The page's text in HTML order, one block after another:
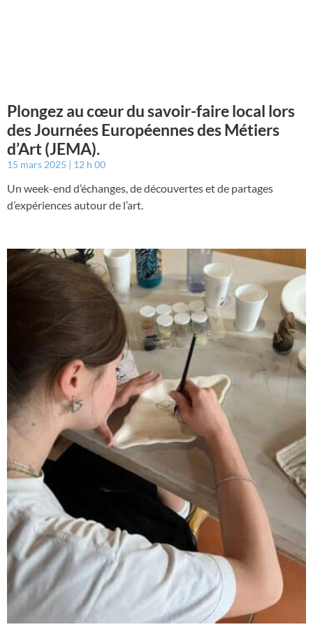
Plongez au cœur du savoir-faire local lors
des Journées Européennes des Métiers
d’Art (JEMA).
15 mars 2025 12 h 00
Un week-end d’échanges, de découvertes et de partages
d’expériences autour de l’art.